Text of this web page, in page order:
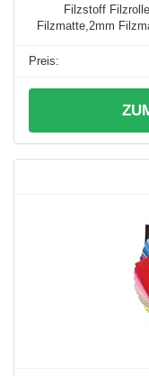
Filzstoff
Filzmatte,2mm